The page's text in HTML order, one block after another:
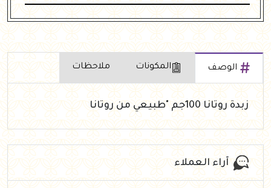
الوصف المكونات ملاحظات
زبدة روتانا 100جم "طبيعي من روتانا
آراء العملاء